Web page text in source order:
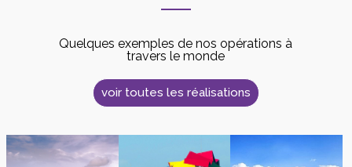
Quelques exemples de nos opérations à
travers le monde
voir toutes les réalisations